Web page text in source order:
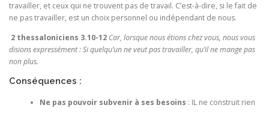
travailler, et ceux qui ne trouvent pas de travail. C’est-à-dire, si le fait de
ne pas travailler, est un choix personnel ou indépendant de nous.
2 thessaloniciens 3.10-12 Car, lorsque nous étions chez vous, nous vous
disions expressément : Si quelqu’un ne veut pas travailler, qu’il ne mange pas
non plus.
Conséquences :
Ne pas pouvoir subvenir à ses besoins : IL ne construit rien